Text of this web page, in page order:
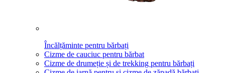
Încălțăminte pentru bărbați
Cizme de cauciuc pentru bărbat
Cizme de drumeție și de trekking pentru bărbați